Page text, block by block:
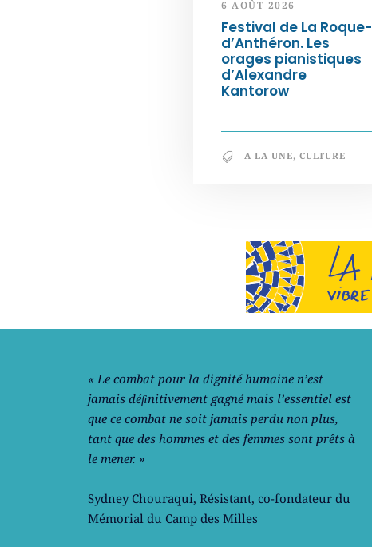
6 AOÛT 2026
Festival de La Roque-
d’Anthéron. Les
orages pianistiques
d’Alexandre
Kantorow
A LA UNE, CULTURE
Notre philosophie
« Le combat pour la dignité humaine n’est
jamais déﬁnitivement gagné mais l’essentiel est
que ce combat ne soit jamais perdu non plus,
tant que des hommes et des femmes sont prêts à
le mener. »
Sydney Chouraqui, Résistant, co-fondateur du
Mémorial du Camp des Milles